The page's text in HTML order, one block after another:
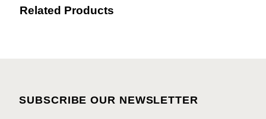
Related Products
SUBSCRIBE OUR NEWSLETTER